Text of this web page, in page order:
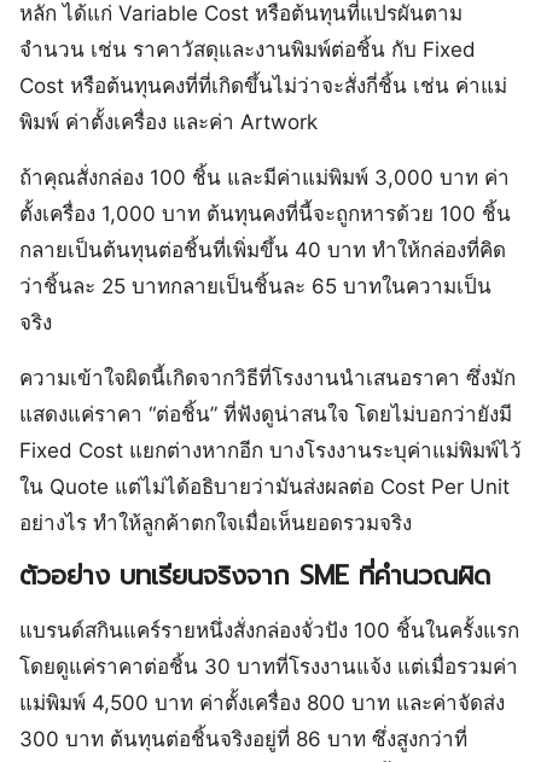
หลัก ได้แก่ Variable Cost หรือต้นทุนที่แปรผันตาม
จำนวน เช่น ราคาวัสดุและงานพิมพ์ต่อชิ้น กับ Fixed
Cost หรือต้นทุนคงที่ที่เกิดขึ้นไม่ว่าจะสั่งกี่ชิ้น เช่น ค่าแม่
พิมพ์ ค่าตั้งเครื่อง และค่า Artwork
ถ้าคุณสั่งกล่อง 100 ชิ้น และมีค่าแม่พิมพ์ 3,000 บาท ค่า
ตั้งเครื่อง 1,000 บาท ต้นทุนคงที่นี้จะถูกหารด้วย 100 ชิ้น
กลายเป็นต้นทุนต่อชิ้นที่เพิ่มขึ้น 40 บาท ทำให้กล่องที่คิด
ว่าชิ้นละ 25 บาทกลายเป็นชิ้นละ 65 บาทในความเป็น
จริง
ความเข้าใจผิดนี้เกิดจากวิธีที่โรงงานนำเสนอราคา ซึ่งมัก
แสดงแค่ราคา “ต่อชิ้น” ที่ฟังดูน่าสนใจ โดยไม่บอกว่ายังมี
Fixed Cost แยกต่างหากอีก บางโรงงานระบุค่าแม่พิมพ์ไว้
ใน Quote แต่ไม่ได้อธิบายว่ามันส่งผลต่อ Cost Per Unit
อย่างไร ทำให้ลูกค้าตกใจเมื่อเห็นยอดรวมจริง
ตัวอย่าง บทเรียนจริงจาก SME ที่คำนวณผิด
แบรนด์สกินแคร์รายหนึ่งสั่งกล่องจั่วปัง 100 ชิ้นในครั้งแรก
โดยดูแค่ราคาต่อชิ้น 30 บาทที่โรงงานแจ้ง แต่เมื่อรวมค่า
แม่พิมพ์ 4,500 บาท ค่าตั้งเครื่อง 800 บาท และค่าจัดส่ง
300 บาท ต้นทุนต่อชิ้นจริงอยู่ที่ 86 บาท ซึ่งสูงกว่าที่